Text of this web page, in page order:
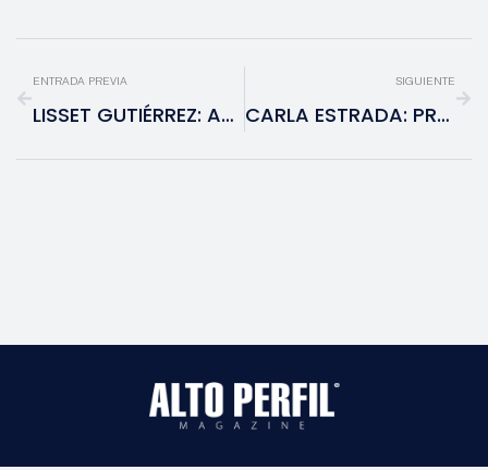
ENTRADA PREVIA
LISSET GUTIÉRREZ: ACTRIZ, CANTANTE Y CONDUCTORA
SIGUIENTE
CARLA ESTRADA: PRODUCTORA DE TELEVISIÓN